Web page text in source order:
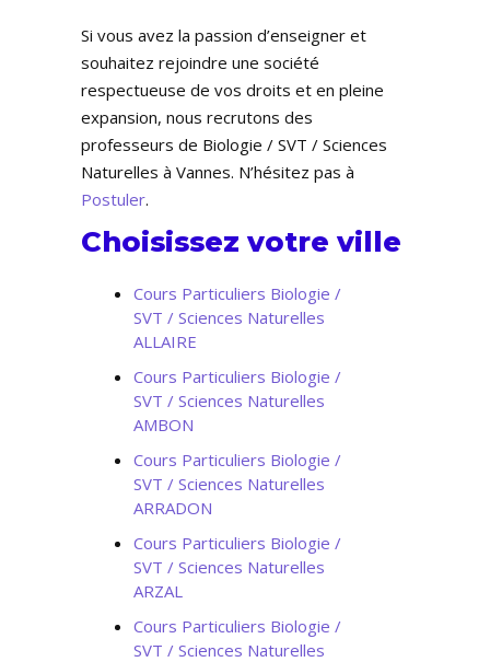
Si vous avez la passion d’enseigner et
souhaitez rejoindre une société
respectueuse de vos droits et en pleine
expansion, nous recrutons des
professeurs de Biologie / SVT / Sciences
Naturelles à Vannes. N’hésitez pas à
Postuler.
Choisissez votre ville
Cours Particuliers Biologie /
SVT / Sciences Naturelles
ALLAIRE
Cours Particuliers Biologie /
SVT / Sciences Naturelles
AMBON
Cours Particuliers Biologie /
SVT / Sciences Naturelles
ARRADON
Cours Particuliers Biologie /
SVT / Sciences Naturelles
ARZAL
Cours Particuliers Biologie /
SVT / Sciences Naturelles